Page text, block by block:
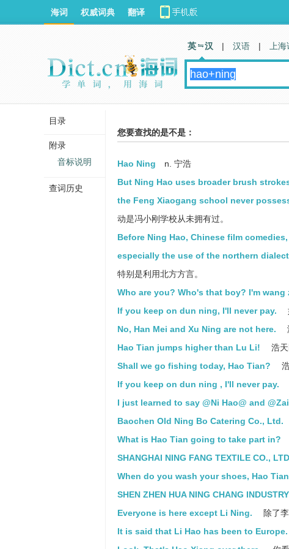
您要查找的是不是：
Hao Ning
n. 宁浩
But Ning Hao uses broader brush
the Feng Xiaogang school never
动是冯小刚学校从未拥有过。
Before Ning Hao, Chinese film
especially the use of the northern
特别是利用北方方言。
Who are you? Who's that boy? I'm wang
If you keep on dun ning, I'll never pay.
No, Han Mei and Xu Ning are not here.
Hao Tian jumps higher than Lu Li!
浩
Shall we go fishing today, Hao Tian?
If you keep on dun ning , I'll never pay.
I just learned to say @Ni Hao@ and
Baochen Old Ning Bo Catering Co., Ltd.
What is Hao Tian going to take part in?
SHANGHAI NING FANG TEXTILE CO.,
When do you wash your shoes, Hao
SHEN ZHEN HUA NING CHANG
Everyone is here except Li Ning.
除了
It is said that Li Hao has been to Europe.
海词 权威词典 翻译
英 汉 | 汉语 | 上
目录
附录
音标说明
查词历史